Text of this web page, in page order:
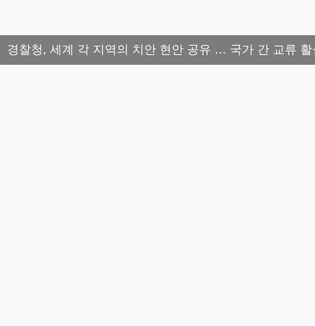
경찰청, 세계 각 지역의 치안 현안 공유 … 국가 간 교류 활